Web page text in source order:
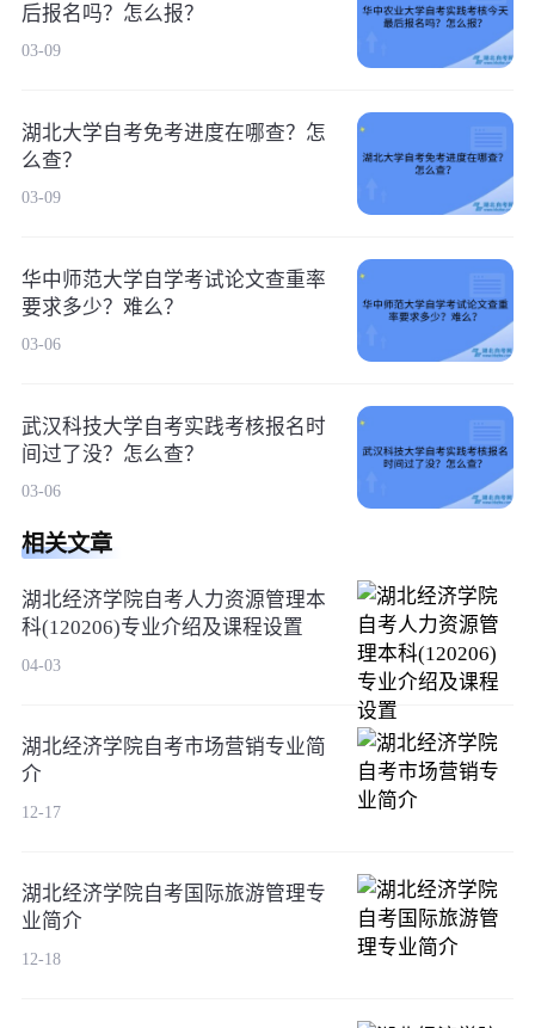
后报名吗？怎么报？
03-09
湖北大学自考免考进度在哪查？怎
么查？
03-09
华中师范大学自学考试论文查重率
要求多少？难么？
03-06
武汉科技大学自考实践考核报名时
间过了没？怎么查？
03-06
相关文章
湖北经济学院自考人力资源管理本
科(120206)专业介绍及课程设置
04-03
湖北经济学院自考市场营销专业简
介
12-17
湖北经济学院自考国际旅游管理专
业简介
12-18